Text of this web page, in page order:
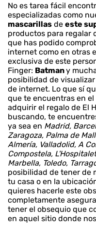
No es tarea fácil
especializadas como
mascarillas de este
productos para regalar
que has podido
internet como en otras
exclusiva de este
Finger: Batmany
posibilidad de
de internet. Lo que sí
que te encuentras en
adquirir el regalo de El
buscando, te
ya sea en Madrid,
Zaragoza, Palma de
Almería, Valladolid, A
Compostela,
Marbella, Toledo,
posibilidad de tener de
tu casa o en la
quieres hacerle este
completamente
tener el obsequio que
en aquel sitio donde